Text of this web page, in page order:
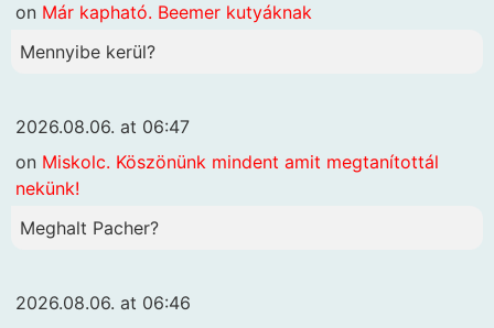
on Már kapható. Beemer kutyáknak
Mennyibe kerül?
2026.08.06. at 06:47
on Miskolc. Köszönünk mindent amit megtanítottál
nekünk!
Meghalt Pacher?
2026.08.06. at 06:46